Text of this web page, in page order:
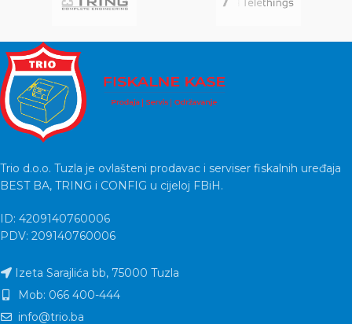
Trio d.o.o. Tuzla je ovlašteni prodavac i serviser fiskalnih uređaja
BEST BA, TRING i CONFIG u cijeloj FBiH.
ID: 4209140760006
PDV: 209140760006
Izeta Sarajlića bb, 75000 Tuzla
Mob: 066 400-444
info@trio.ba